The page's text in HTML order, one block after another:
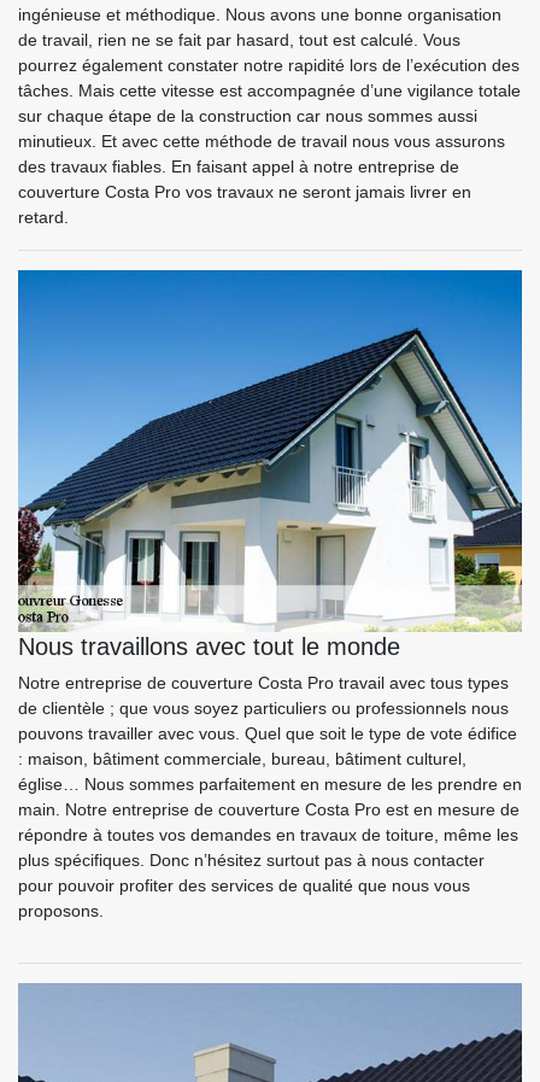
ingénieuse et méthodique. Nous avons une bonne organisation
de travail, rien ne se fait par hasard, tout est calculé. Vous
pourrez également constater notre rapidité lors de l’exécution des
tâches. Mais cette vitesse est accompagnée d’une vigilance totale
sur chaque étape de la construction car nous sommes aussi
minutieux. Et avec cette méthode de travail nous vous assurons
des travaux fiables. En faisant appel à notre entreprise de
couverture Costa Pro vos travaux ne seront jamais livrer en
retard.
Nous travaillons avec tout le monde
Notre entreprise de couverture Costa Pro travail avec tous types
de clientèle ; que vous soyez particuliers ou professionnels nous
pouvons travailler avec vous. Quel que soit le type de vote édifice
: maison, bâtiment commerciale, bureau, bâtiment culturel,
église… Nous sommes parfaitement en mesure de les prendre en
main. Notre entreprise de couverture Costa Pro est en mesure de
répondre à toutes vos demandes en travaux de toiture, même les
plus spécifiques. Donc n’hésitez surtout pas à nous contacter
pour pouvoir profiter des services de qualité que nous vous
proposons.